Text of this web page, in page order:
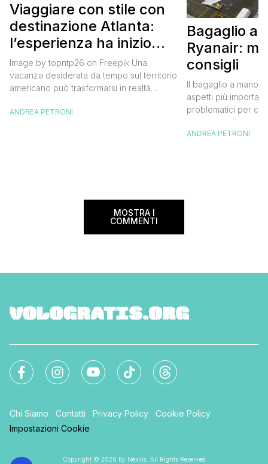
Viaggiare con stile con
destinazione Atlanta:
l’esperienza ha inizio
con un volo Air France
Image by topntp26 on Freepik Una
vacanza desiderata da tempo sul territorio
americano può trasformarsi in realtà
France. Tale realtà, fondata nel 1933, ha
ANDREA PETRONI
Bagaglio a
Ryanair:
consigli
Il bagaglio a mano
aspetti più
problematici per chi
bagaglio cambiano
ANDREA PETRONI
MOSTRA I
COMMENTI
Chi Siamo Contatti Privacy Policy
Cookie Policy
Impostazioni Cookie
Copyright © 2026 by Nexilia. All Rights Reserved